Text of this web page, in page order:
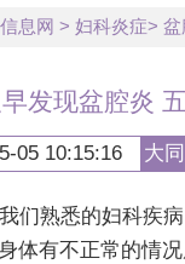
息网 > 妇科炎症> 盆
发现盆腔炎
05 10:15:16
大
们熟悉的妇科疾
体有不正常的情